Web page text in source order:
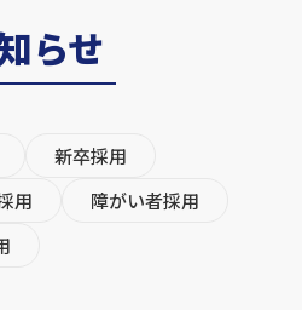
らせ
新卒採用
用
障がい者採用